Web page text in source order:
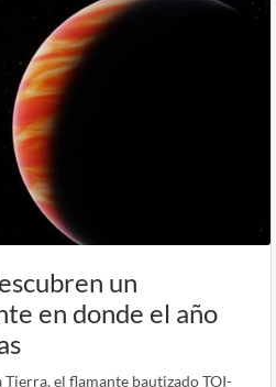
un
en donde el año
Tierra, el flamante bautizado TOI-